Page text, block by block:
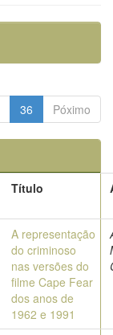
36 Póximo
Título
A representação
do criminoso
nas versões do
filme Cape Fear
dos anos de
1962 e 1991